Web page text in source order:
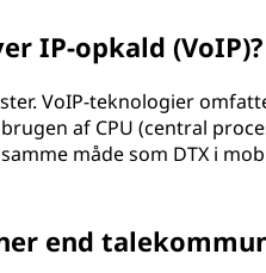
IP-opkald (VoIP)?
VoIP-teknologier
af CPU (central
måde som DTX i
end